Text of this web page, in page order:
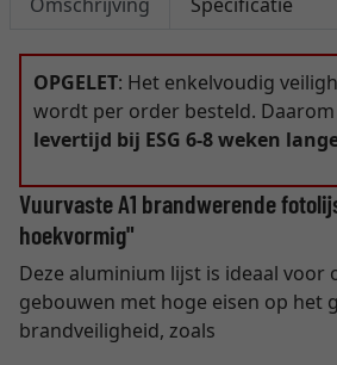
OPGELET: Het enkelvoudig
wordt per order besteld.
levertijd bij ESG 6-8 weken
Vuurvaste A1 brandwerende
hoekvormig"
Deze aluminium lijst is ideaal voor
gebouwen met hoge eisen op het
brandveiligheid, zoals